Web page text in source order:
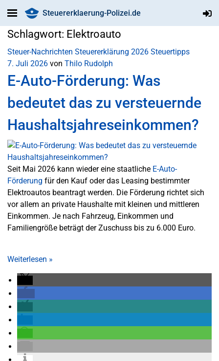
Steuererklaerung-Polizei.de
Schlagwort: Elektroauto
Steuer-Nachrichten Steuererklärung 2026 Steuertipps
7. Juli 2026 von Thilo Rudolph
E-Auto-Förderung: Was
bedeutet das zu versteuernde
Haushaltsjahreseinkommen?
Seit Mai 2026 kann wieder eine staatliche E-Auto-
Förderung für den Kauf oder das Leasing bestimmter
Elektroautos beantragt werden. Die Förderung richtet sich
vor allem an private Haushalte mit kleinen und mittleren
Einkommen. Je nach Fahrzeug, Einkommen und
Familiengröße beträgt der Zuschuss bis zu 6.000 Euro.
Weiterlesen »